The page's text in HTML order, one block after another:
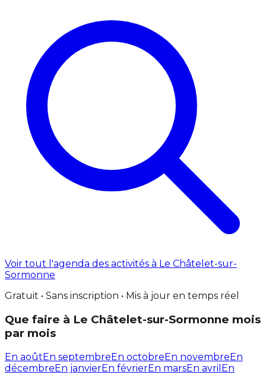
Voir tout l'agenda des activités à Le Châtelet-sur-
Sormonne
Gratuit • Sans inscription • Mis à jour en temps réel
Que faire à Le Châtelet-sur-Sormonne mois
par mois
En aoûtEn septembreEn octobreEn novembreEn
décembreEn janvierEn févrierEn marsEn avril En